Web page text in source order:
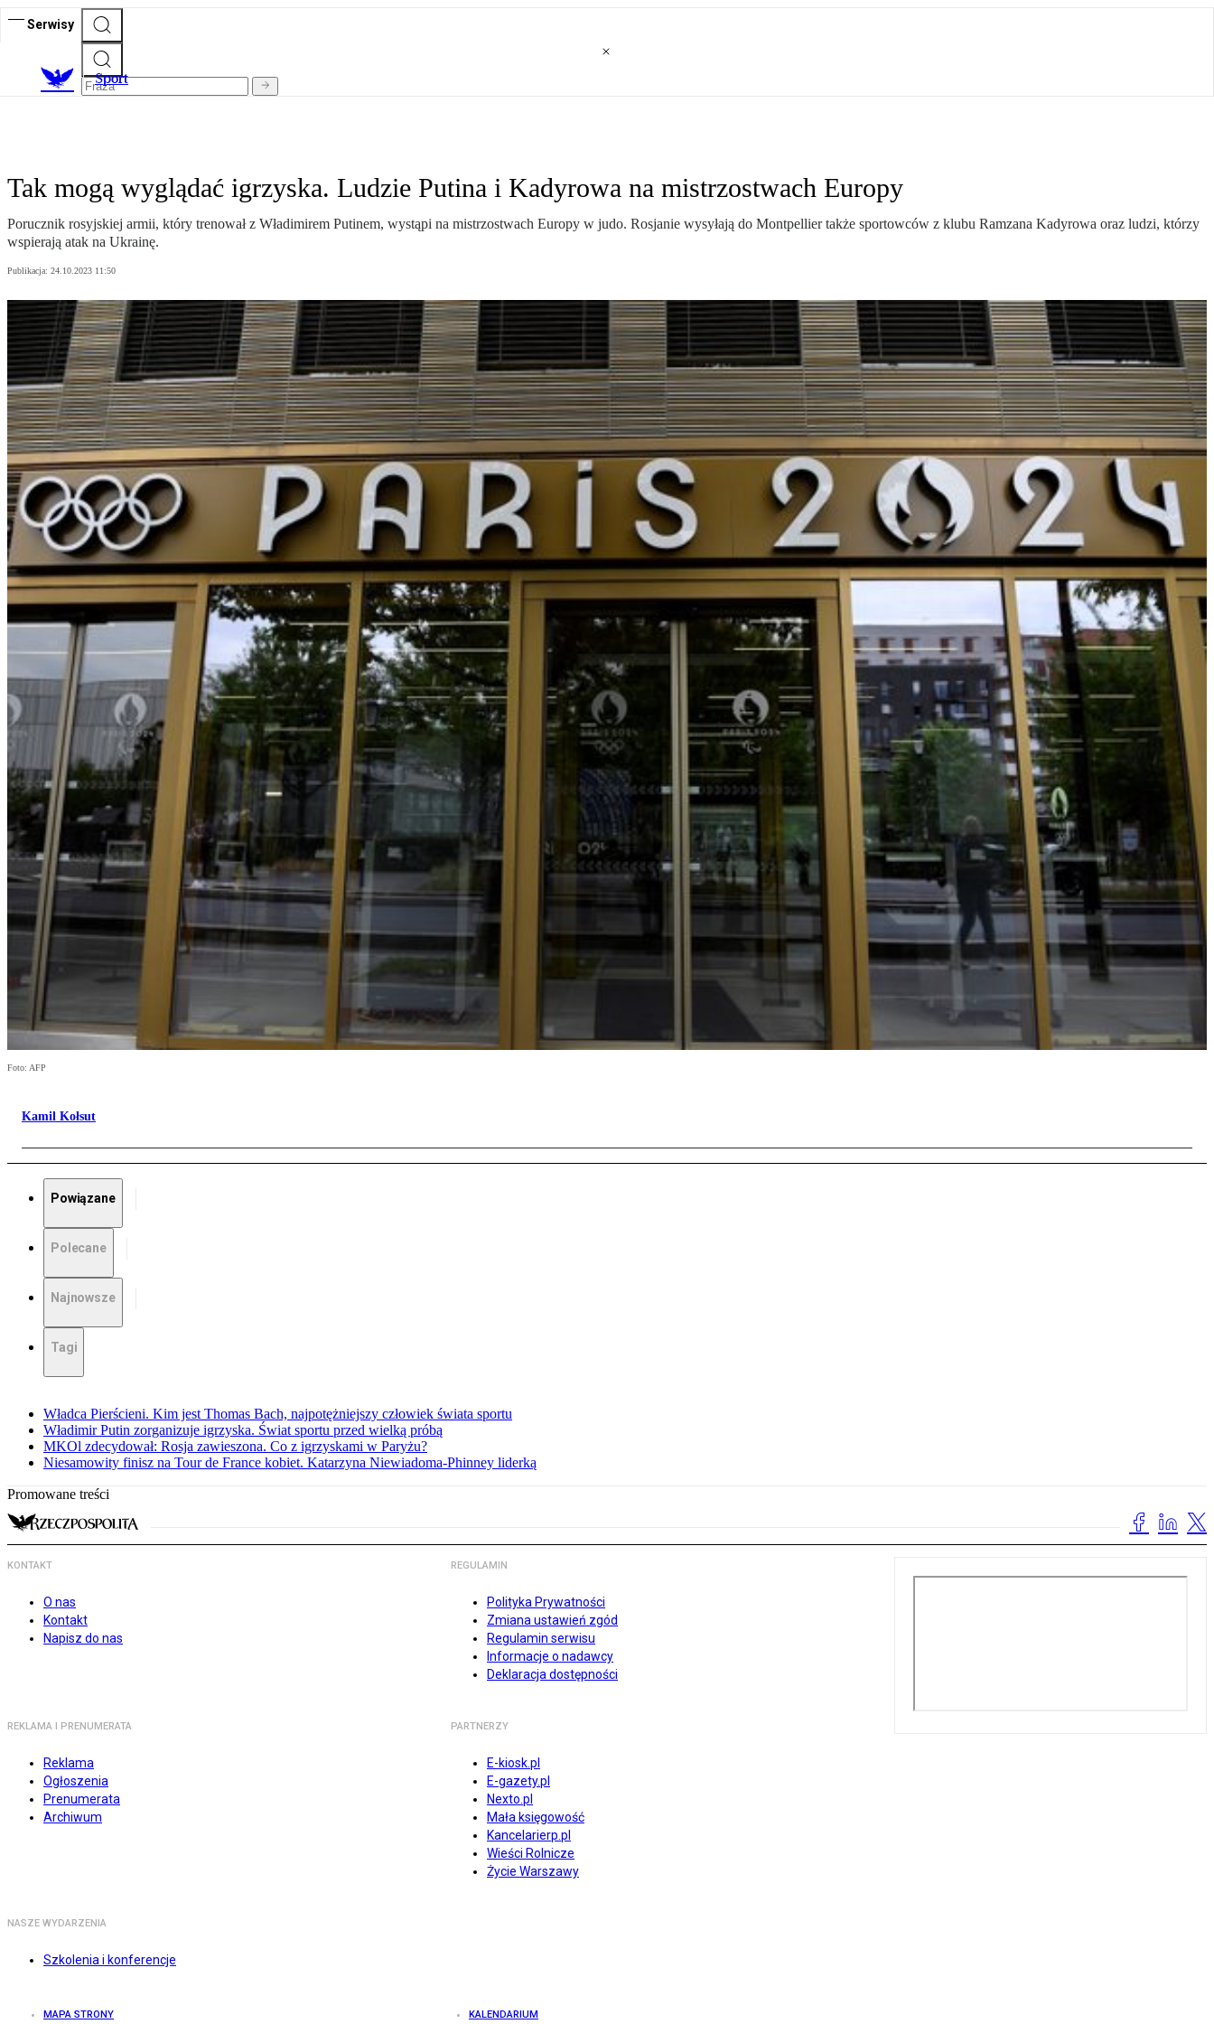
Serwisy
Sport
Tak mogą wyglądać igrzyska. Ludzie Putina i Kadyrowa na mistrzostwach Europy
Porucznik rosyjskiej armii, który trenował z Władimirem Putinem, wystąpi na mistrzostwach Europy w judo. Rosjanie wysyłają do Montpellier także sportowców z klubu Ramzana Kadyrowa oraz ludzi, którzy
wspierają atak na Ukrainę.
Publikacja: 24.10.2023 11:50
Foto: AFP
Kamil Kołsut
Powiązane
Polecane
Najnowsze
Tagi
Władca Pierścieni. Kim jest Thomas Bach, najpotężniejszy człowiek świata sportu
Władimir Putin zorganizuje igrzyska. Świat sportu przed wielką próbą
MKOl zdecydował: Rosja zawieszona. Co z igrzyskami w Paryżu?
Niesamowity finisz na Tour de France kobiet. Katarzyna Niewiadoma-Phinney liderką
Promowane treści
KONTAKT
O nas
Kontakt
Napisz do nas
REGULAMIN
Polityka Prywatności
Zmiana ustawień zgód
Regulamin serwisu
Informacje o nadawcy
Deklaracja dostępności
REKLAMA I PRENUMERATA
Reklama
Ogłoszenia
Prenumerata
Archiwum
PARTNERZY
E-kiosk.pl
E-gazety.pl
Nexto.pl
Mała księgowość
Kancelarierp.pl
Wieści Rolnicze
Życie Warszawy
NASZE WYDARZENIA
Szkolenia i konferencje
MAPA STRONY KALENDARIUM